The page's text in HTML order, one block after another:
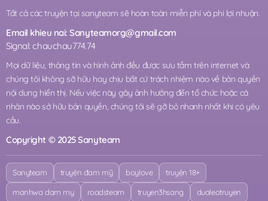
Tất cả các truyện tại sanyteam sẽ hoàn toàn miễn phí và phi lợi nhuận.
Email khieu nai:Sanyteamorg@gmail.com
Signal: chauchau774.74
Mọi dữ liệu, thông tin và hình ảnh đều được sưu tầm trên internet và
chúng tôi không sỡ hữu hay chịu bất cứ trách nhiệm nào về bản quyền
nội dung hiển thị. Nếu việc này gây ảnh hưởng đến tổ chức hoặc cá
nhân nào sở hữu bản quyền, chúng tôi sẽ gỡ bỏ nhanh nhất khi có yêu
cầu.
Copyright © 2025 Sanyteam
Sanyteam truyện đam mỹ boylove truyện 18+
manhwa dam my roadsteam truyen3hsang dualeotruyen